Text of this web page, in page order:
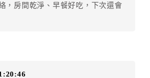
留起算日）
留住宿金額」時，請注意！為避免飯
權益）。 （限原訂飯店使用）
，房間乾淨、早餐好吃，下次還會